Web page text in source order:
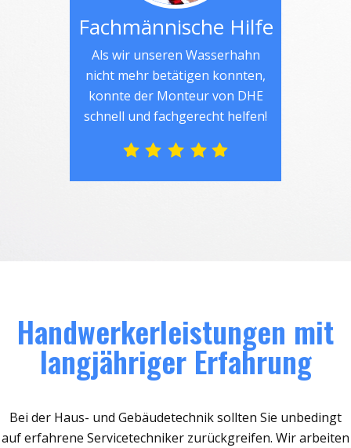
Fachmännische Hilfe
Als wir unseren Wasserhahn
nicht mehr betätigen konnten,
konnte der Monteur von DHE
schnell und fachgerecht helfen!
Handwerkerleistungen mit
langjähriger Erfahrung
Bei der Haus- und Gebäudetechnik sollten Sie unbedingt
auf erfahrene Servicetechniker zurückgreifen. Wir arbeiten